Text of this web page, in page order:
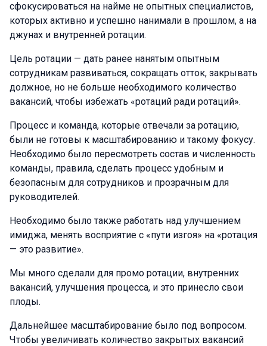
сфокусироваться на найме не опытных специалистов,
которых активно и успешно нанимали в прошлом, а на
джунах и внутренней ротации.
Цель ротации — дать ранее нанятым опытным
сотрудникам развиваться, сокращать отток, закрывать
должное, но не больше необходимого количество
вакансий, чтобы избежать «ротаций ради ротаций».
Процесс и команда, которые отвечали за ротацию,
были не готовы к масштабированию и такому фокусу.
Необходимо было пересмотреть состав и численность
команды, правила, сделать процесс удобным и
безопасным для сотрудников и прозрачным для
руководителей.
Необходимо было также работать над улучшением
имиджа, менять восприятие с «пути изгоя» на «ротация
— это развитие».
Мы много сделали для промо ротации, внутренних
вакансий, улучшения процесса, и это принесло свои
плоды.
Дальнейшее масштабирование было под вопросом.
Чтобы увеличивать количество закрытых вакансий